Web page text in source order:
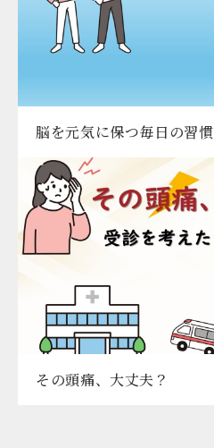
脳を元気に保つ毎日の習慣
その頭痛、大丈夫？